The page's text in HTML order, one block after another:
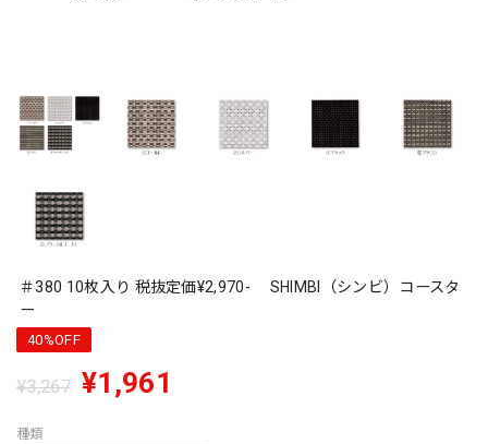
＃380 10枚入り 税抜定価¥2,970- SHIMBI（シンビ）コースタ
ー
40%OFF
¥3,267 ¥1,961
種類